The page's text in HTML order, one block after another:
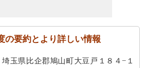
の要約とより詳しい情報
埼玉県比企郡鳩山町大豆戸１８４−１